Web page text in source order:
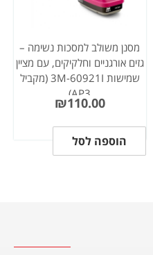
מסנן משולב למסכות נשימה –
גזים אורגניים וחלקיקים, עם מציין
שמישות 3M-60921I (מקביל
AP3)
₪110.00
הוספה לסל